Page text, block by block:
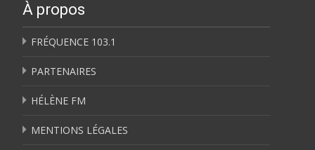
À propos
FRÉQUENCE 103.1
PARTENAIRES
HÉLÈNE FM
MENTIONS LÉGALES